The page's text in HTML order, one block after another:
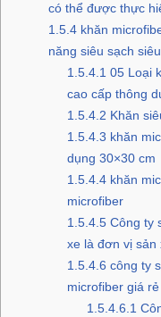
có thể được thực
1.5.4khăn
năng siêu sạch
1.5.4.1 05 Loại
cao cấp thông
1.5.4.2 Khăn
1.5.4.3 khăn
dụng 30×30 cm
1.5.4.4 khăn
microfiber
1.5.4.5 Công ty
xe là đơn vị sản
1.5.4.6 công ty
microfiber giá rẻ
1.5.4.6.1